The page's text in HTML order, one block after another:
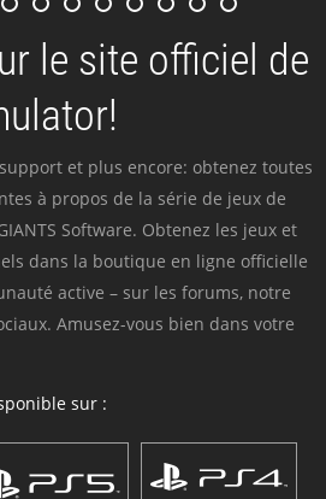
le site officiel de
et plus encore: obtenez toutes
à propos de la série de jeux de
Software. Obtenez les jeux et
dans la boutique en ligne officielle
active – sur les forums, notre
Amusez-vous bien dans votre
sur :